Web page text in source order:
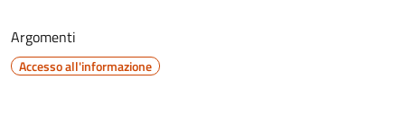
Argomenti
Accesso all'informazione